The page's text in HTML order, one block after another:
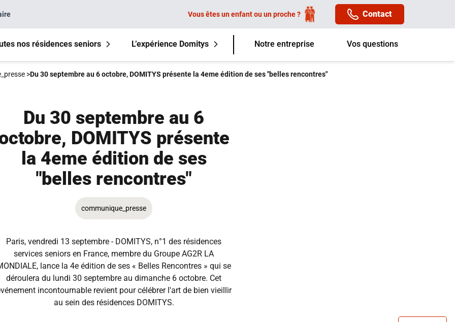
Vous êtes un enfant ou un proche ? Contact
nos résidences seniors L’expérience Domitys Notre entreprise Vos questions
>Du 30 septembre au 6 octobre, DOMITYS présente la 4eme édition de ses "belles rencontres"
Du 30 septembre au 6
DOMITYS présente
la 4eme édition de ses
"belles rencontres"
communique_presse
Paris, vendredi 13 septembre - DOMITYS, n°1 des résidences
services seniors en France, membre du Groupe AG2R LA
lance la 4e édition de ses « Belles Rencontres » qui se
déroulera du lundi 30 septembre au dimanche 6 octobre. Cet
incontournable revient pour célébrer l'art de bien vieillir
au sein des résidences DOMITYS.